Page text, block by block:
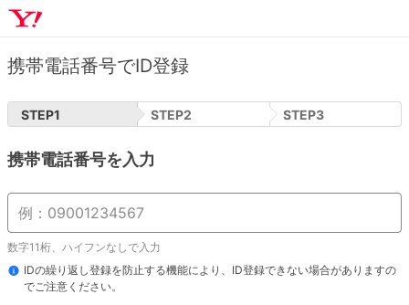
携帯電話番号でID登録
STEP1 STEP2 STEP3
携帯電話番号を入力
数字11桁、ハイフンなしで入力
IDの繰り返し登録を防止する機能により、ID登録できない場合がありますの
でご注意ください。